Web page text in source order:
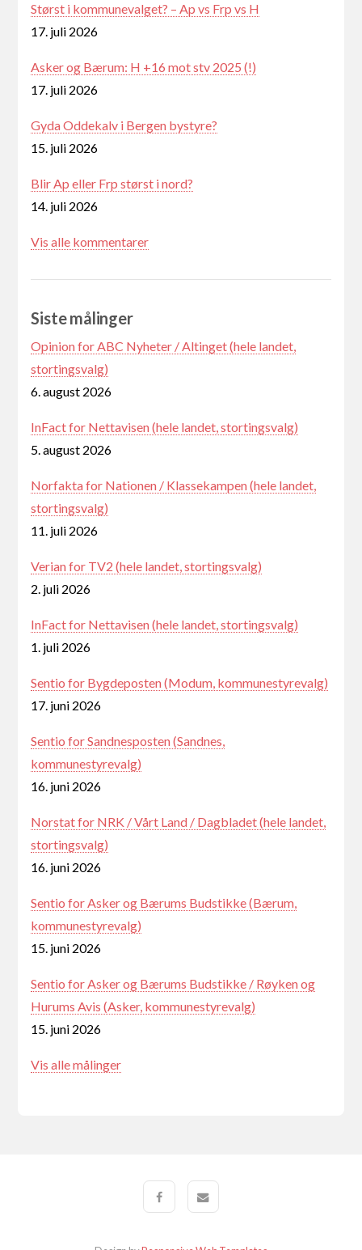
Størst i kommunevalget? – Ap vs Frp vs H
17. juli 2026
Asker og Bærum: H +16 mot stv 2025 (!)
17. juli 2026
Gyda Oddekalv i Bergen bystyre?
15. juli 2026
Blir Ap eller Frp størst i nord?
14. juli 2026
Vis alle kommentarer
Siste målinger
Opinion for ABC Nyheter / Altinget (hele landet,
stortingsvalg)
6. august 2026
InFact for Nettavisen (hele landet, stortingsvalg)
5. august 2026
Norfakta for Nationen / Klassekampen (hele landet,
stortingsvalg)
11. juli 2026
Verian for TV2 (hele landet, stortingsvalg)
2. juli 2026
InFact for Nettavisen (hele landet, stortingsvalg)
1. juli 2026
Sentio for Bygdeposten (Modum, kommunestyrevalg)
17. juni 2026
Sentio for Sandnesposten (Sandnes,
kommunestyrevalg)
16. juni 2026
Norstat for NRK / Vårt Land / Dagbladet (hele landet,
stortingsvalg)
16. juni 2026
Sentio for Asker og Bærums Budstikke (Bærum,
kommunestyrevalg)
15. juni 2026
Sentio for Asker og Bærums Budstikke / Røyken og
Hurums Avis (Asker, kommunestyrevalg)
15. juni 2026
Vis alle målinger